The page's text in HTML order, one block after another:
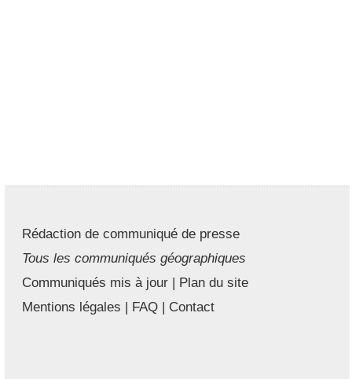
Rédaction de communiqué de presse
Tous les communiqués géographiques
Communiqués mis à jour | Plan du site
Mentions légales | FAQ | Contact